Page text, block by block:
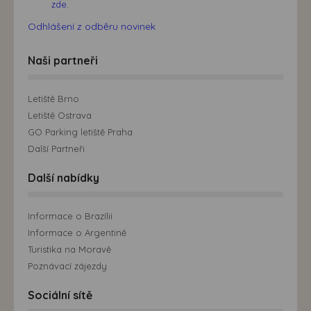
zde.
Odhlášení z odběru novinek
Naši partneři
Letiště Brno
Letiště Ostrava
GO Parking letiště Praha
Další Partneři
Další nabídky
Informace o Brazílii
Informace o Argentině
Turistika na Moravě
Poznávací zájezdy
Sociální sítě